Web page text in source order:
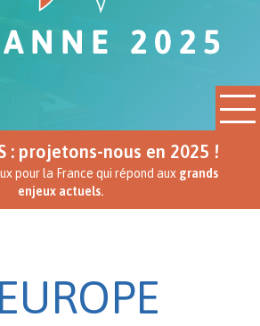
: projetons-nous en 2025 !
pour la France qui répond aux grands
enjeux actuels.